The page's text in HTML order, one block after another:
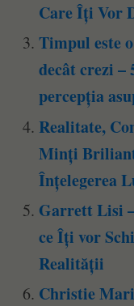
Care Îți Vor
Timpul este
decât crezi
percepția
Realitate,
Minți
Înțelegerea
Garrett Lisi
ce Îți vor
Realității
Christie